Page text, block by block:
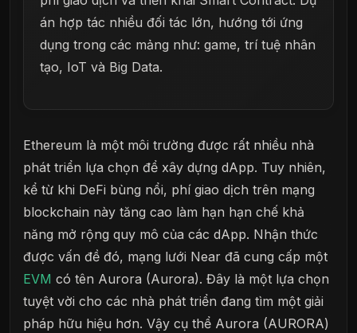
án hợp tác nhiều đối tác lớn, hướng tới ứng
dụng trong các mảng như: game, trí tuệ nhân
tạo, IoT và Big Data.
Ethereum là một môi trường được rất nhiều nhà
phát triển lựa chọn để xây dựng dApp. Tuy nhiên,
kể từ khi DeFi bùng nổi, phí giao dịch trên mạng
blockchain này tăng cao làm hạn hạn chế khả
năng mở rộng quy mô của các dApp. Nhận thức
được vấn đề đó, mạng lưới Near đã cung cấp một
EVM có tên Aurora (Aurora). Đây là một lựa chọn
tuyệt vời cho các nhà phát triển đang tìm một giải
pháp hữu hiệu hơn. Vậy cụ thể Aurora (AURORA)